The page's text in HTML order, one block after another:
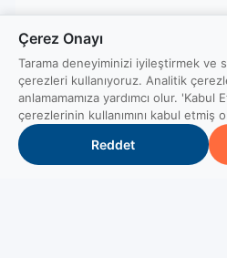
Çerez Onayı
Tarama deneyiminizi iyileştirmek ve
çerezleri kullanıyoruz. Analitik
anlamamamıza yardımcı olur.
çerezlerinin kullanımını kabul etmiş
Reddet